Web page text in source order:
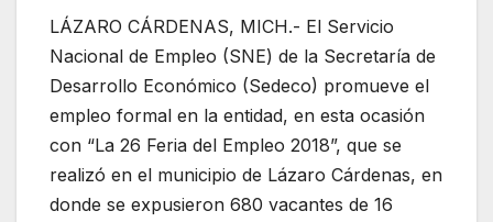
LÁZARO CÁRDENAS, MICH.- El Servicio
Nacional de Empleo (SNE) de la Secretaría de
Desarrollo Económico (Sedeco) promueve el
empleo formal en la entidad, en esta ocasión
con “La 26 Feria del Empleo 2018”, que se
realizó en el municipio de Lázaro Cárdenas, en
donde se expusieron 680 vacantes de 16